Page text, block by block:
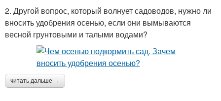
2. Другой вопрос, который волнует садоводов, нужно ли
вносить удобрения осенью, если они вымываются
весной грунтовыми и талыми водами?
читать дальше →